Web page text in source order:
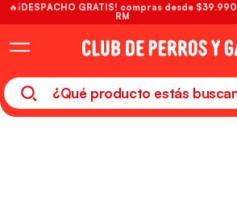
🔥¡DESPACHO GRATIS! compras desde $39.990
RM